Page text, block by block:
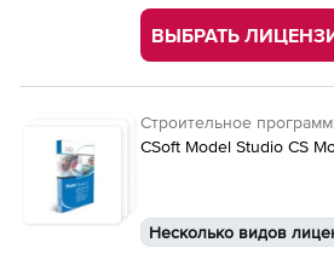
ВЫБРАТЬ
Строительное
CSoft Model Studio CS
Несколько видов